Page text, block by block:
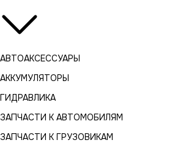
АВТОАКСЕССУАРЫ
АККУМУЛЯТОРЫ
ГИДРАВЛИКА
ЗАПЧАСТИ К АВТОМОБИЛЯМ
ЗАПЧАСТИ К ГРУЗОВИКАМ